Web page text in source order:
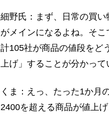
細野氏：まず、日常の買
がメインになるよね。そ
計105社が商品の値段をど
上げ」することが分かって
くま：えっ、たった1か月
2400を超える商品が値上